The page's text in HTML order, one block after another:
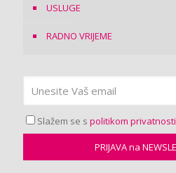
USLUGE
RADNO VRIJEME
Slažem se s politikom privatnosti